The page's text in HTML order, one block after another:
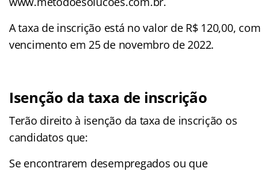
A taxa de inscrição está no valor de R$ 120,00, com
vencimento em 25 de novembro de 2022.
Isenção da taxa de inscrição
Terão direito à isenção da taxa de inscrição os
candidatos que:
Se encontrarem desempregados ou que